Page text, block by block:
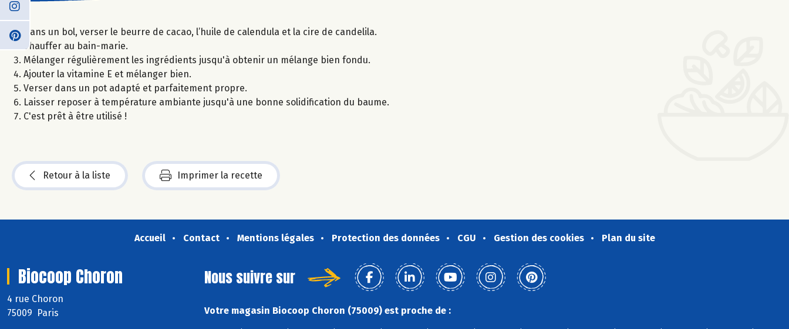
Dans un bol, verser le beurre de cacao, l’huile de calendula et la cire de candelila.
Chauffer au bain-marie.
Mélanger régulièrement les ingrédients jusqu'à obtenir un mélange bien fondu.
Ajouter la vitamine E et mélanger bien.
Verser dans un pot adapté et parfaitement propre.
Laisser reposer à température ambiante jusqu'à une bonne solidification du baume.
C'est prêt à être utilisé !
Retour à la liste Imprimer la recette
Accueil Contact Mentions légales Protection des données CGU Gestion des cookies Plan du site
Biocoop Choron
4 rue Choron
75009 Paris
Nous suivre sur
Votre magasin Biocoop Choron (75009) est proche de :